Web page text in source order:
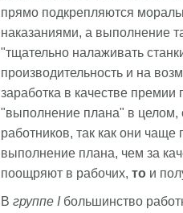
прямо подкрепляются
наказаниями, а выполнение
"тщательно налаживать
производительность и на
заработка в качестве
"выполнение плана" в целом,
работников, так как они
выполнение плана, чем за
поощряют в рабочих, то и
В группе Iбольшинство